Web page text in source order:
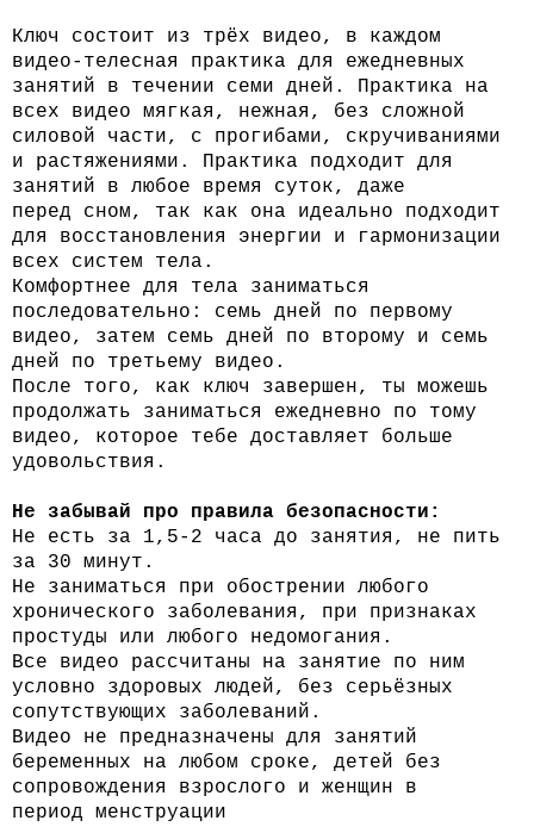
Ключ состоит из трёх видео, в каждом
видео-телесная практика для ежедневных
занятий в течении семи дней. Практика на
всех видео мягкая, нежная, без сложной
силовой части, с прогибами, скручиваниями
и растяжениями. Практика подходит для
занятий в любое время суток, даже
перед сном, так как она идеально подходит
для восстановления энергии и гармонизации
всех систем тела.
Комфортнее для тела заниматься
последовательно: семь дней по первому
видео, затем семь дней по второму и семь
дней по третьему видео.
После того, как ключ завершен, ты можешь
продолжать заниматься ежедневно по тому
видео, которое тебе доставляет больше
удовольствия.
Не забывай про правила безопасности:
Не есть за 1,5-2 часа до занятия, не пить
за 30 минут.
Не заниматься при обострении любого
хронического заболевания, при признаках
простуды или любого недомогания.
Все видео рассчитаны на занятие по ним
условно здоровых людей, без серьёзных
сопутствующих заболеваний.
Видео не предназначены для занятий
беременных на любом сроке, детей без
сопровождения взрослого и женщин в
период менструации